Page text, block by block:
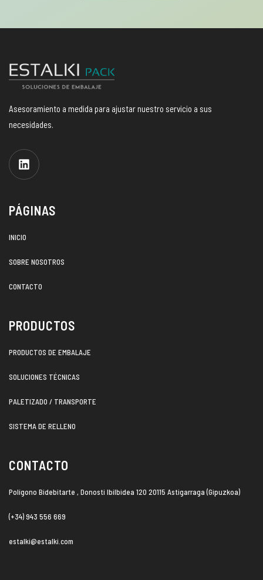
Asesoramiento a medida para ajustar nuestro servicio a sus
necesidades.
PÁGINAS
INICIO
SOBRE NOSOTROS
CONTACTO
PRODUCTOS
PRODUCTOS DE EMBALAJE
SOLUCIONES TÉCNICAS
PALETIZADO / TRANSPORTE
SISTEMA DE RELLENO
CONTACTO
Polígono Bidebitarte , Donosti Ibilbidea 120 20115 Astigarraga (Gipuzkoa)
(+34) 943 556 669
estalki@estalki.com